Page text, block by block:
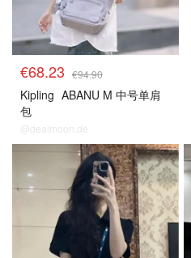
€68.23 €94.90
Kipling ABANU M 中号单肩
包
@dealmoon.de